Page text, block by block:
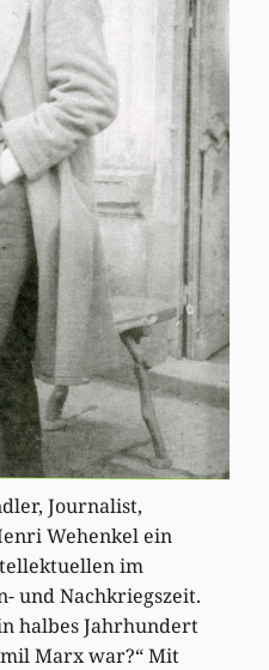
Journalist,
Wehenkel ein
im
und Nachkriegszeit.
halbes Jahrhundert
Marx war?“ Mit